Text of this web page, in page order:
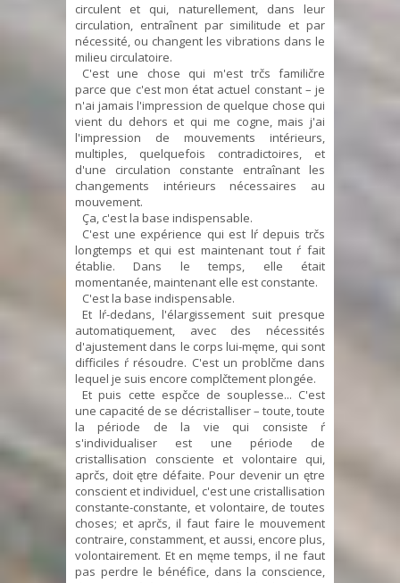
circulent et qui, naturellement, dans leur
circulation, entraînent par similitude et par
nécessité, ou changent les vibrations dans le
milieu circulatoire.
C'est une chose qui m'est trčs familičre
parce que c'est mon état actuel constant – je
n'ai jamais l'impression de quelque chose qui
vient du dehors et qui me cogne, mais j'ai
l'impression de mouvements intérieurs,
multiples, quelquefois contradictoires, et
d'une circulation constante entraînant les
changements intérieurs nécessaires au
mouvement.
Ça, c'est la base indispensable.
C'est une expérience qui est lŕ depuis trčs
longtemps et qui est maintenant tout ŕ fait
établie. Dans le temps, elle était
momentanée, maintenant elle est constante.
C'est la base indispensable.
Et lŕ-dedans, l'élargissement suit presque
automatiquement, avec des nécessités
d'ajustement dans le corps lui-męme, qui sont
difficiles ŕ résoudre. C'est un problčme dans
lequel je suis encore complčtement plongée.
Et puis cette espčce de souplesse... C'est
une capacité de se décristalliser – toute, toute
la période de la vie qui consiste ŕ
s'individualiser est une période de
cristallisation consciente et volontaire qui,
aprčs, doit ętre défaite. Pour devenir un ętre
conscient et individuel, c'est une cristallisation
constante-constante, et volontaire, de toutes
choses; et aprčs, il faut faire le mouvement
contraire, constamment, et aussi, encore plus,
volontairement. Et en męme temps, il ne faut
pas perdre le bénéfice, dans la conscience,